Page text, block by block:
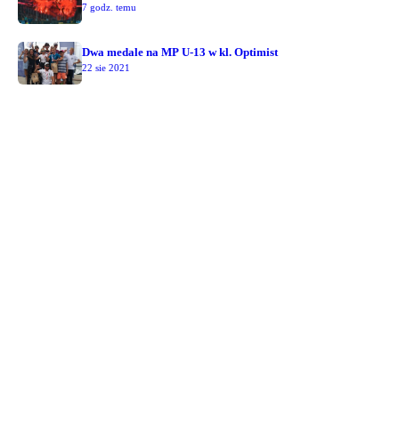
7 godz. temu
Dwa medale na MP U-13 w kl. Optimist
22 sie 2021